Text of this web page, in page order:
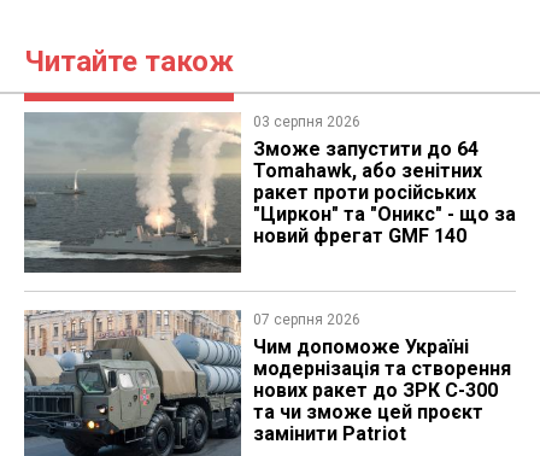
Читайте також
03 серпня 2026
Зможе запустити до 64
Tomahawk, або зенітних
ракет проти російських
"Циркон" та "Оникс" - що за
новий фрегат GMF 140
07 серпня 2026
Чим допоможе Україні
модернізація та створення
нових ракет до ЗРК С-300
та чи зможе цей проєкт
замінити Patriot